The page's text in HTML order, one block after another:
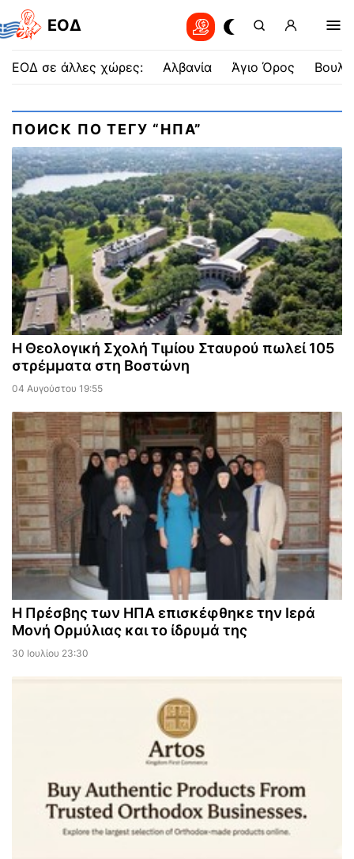
EOΔ
ΕΟΔ σε άλλες χώρες: Αλβανία Άγιο Όρος
ПОИСК ПО ТЕГУ “ΗΠΑ”
Η Θεολογική Σχολή Τιμίου Σταυρού πωλεί 105
στρέμματα στη Βοστώνη
04 Αυγούστου 19:55
Η Πρέσβης των ΗΠΑ επισκέφθηκε την Ιερά
Μονή Ορμύλιας και το ίδρυμά της
30 Ιουλίου 23:30